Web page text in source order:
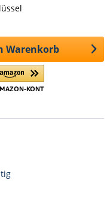
Warenkorb